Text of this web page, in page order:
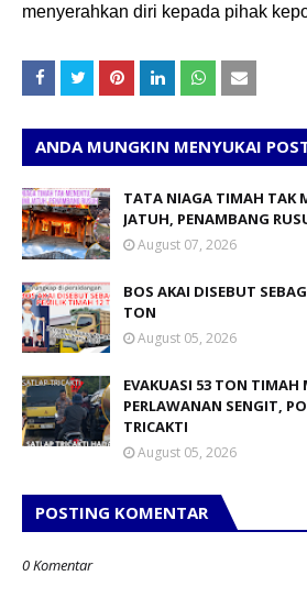
menyerahkan diri kepada pihak
ANDA MUNGKIN MENYUKAI
TATA NIAGA TIMAH TAK
JATUH, PENAMBANG
August 07, 2026
BOS AKAI DISEBUT
TON
August 05, 2026
EVAKUASI 53 TON TIMAH
PERLAWANAN SENGIT,
TRICAKTI
August 05, 2026
POSTING KOMENTAR
0 Komentar